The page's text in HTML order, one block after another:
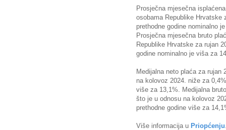
Prosječna mjesečna
osobama Republike Hrvatske
prethodne godine nominalno
Prosječna mjesečna bruto
Republike Hrvatske za rujan
godine nominalno je viša za
Medijalna neto plaća za rujan
na kolovoz 2024. niže za
više za 13,1%. Medijalna
što je u odnosu na kolovoz
prethodne godine više za
Više informacija u Priopćenju